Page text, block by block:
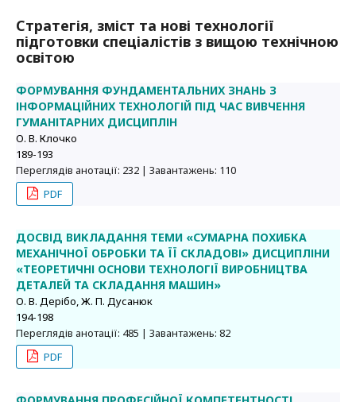
Стратегія, зміст та нові технології
підготовки спеціалістів з вищою технічною
освітою
ФОРМУВАННЯ ФУНДАМЕНТАЛЬНИХ ЗНАНЬ З
ІНФОРМАЦІЙНИХ ТЕХНОЛОГІЙ ПІД ЧАС ВИВЧЕННЯ
ГУМАНІТАРНИХ ДИСЦИПЛІН
О. В. Клочко
189-193
Переглядів анотації: 232 | Завантажень: 110
PDF
ДОСВІД ВИКЛАДАННЯ ТЕМИ «СУМАРНА ПОХИБКА
МЕХАНІЧНОЇ ОБРОБКИ ТА ЇЇ СКЛАДОВІ» ДИСЦИПЛІНИ
«ТЕОРЕТИЧНІ ОСНОВИ ТЕХНОЛОГІЇ ВИРОБНИЦТВА
ДЕТАЛЕЙ ТА СКЛАДАННЯ МАШИН»
О. В. Дерібо, Ж. П. Дусанюк
194-198
Переглядів анотації: 485 | Завантажень: 82
PDF